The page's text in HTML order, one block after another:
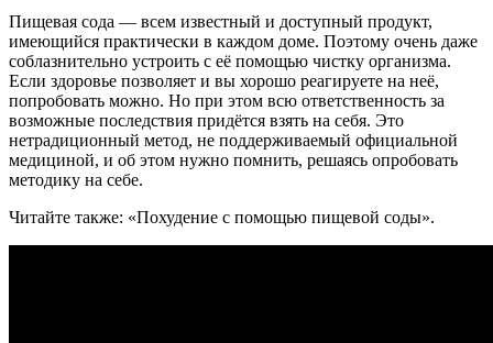
Пищевая сода — всем известный и доступный продукт,
имеющийся практически в каждом доме. Поэтому очень даже
соблазнительно устроить с её помощью чистку организма.
Если здоровье позволяет и вы хорошо реагируете на неё,
попробовать можно. Но при этом всю ответственность за
возможные последствия придётся взять на себя. Это
нетрадиционный метод, не поддерживаемый официальной
медициной, и об этом нужно помнить, решаясь опробовать
методику на себе.
Читайте также: «Похудение с помощью пищевой соды».